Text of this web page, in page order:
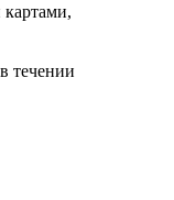
течении